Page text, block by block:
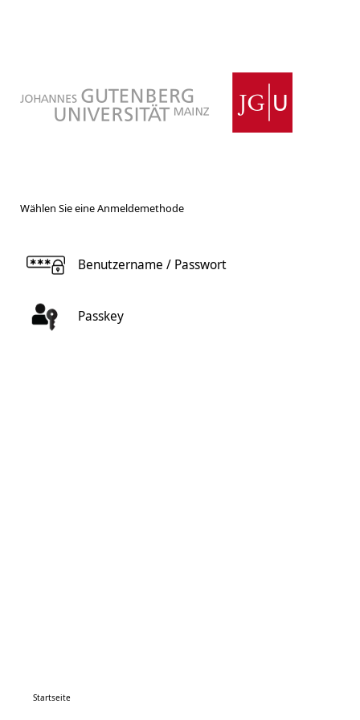
Wählen Sie eine Anmeldemethode
Benutzername / Passwort
Passkey
Startseite